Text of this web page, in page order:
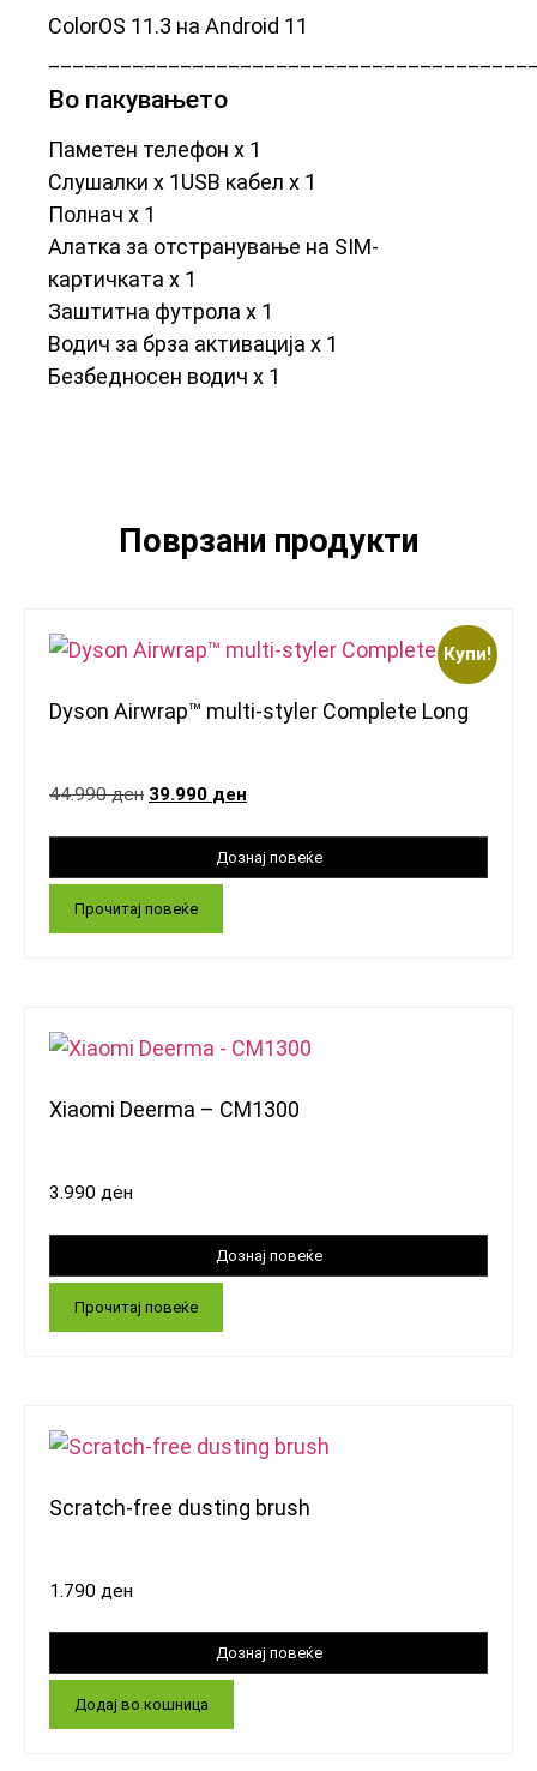
ColorOS 11.3 на Android 11
Во пакувањето
Паметен телефон x 1
Слушалки x 1USB кабел x 1
Полнач x 1
Алатка за отстранување на SIM-
картичката x 1
Заштитна футрола x 1
Водич за брзa активација x 1
Безбедносен водич x 1
Поврзани продукти
Купи!
Dyson Airwrap™ multi-styler Complete Long
44.990ден 39.990 ден
Прочитај повеќе
Xiaomi Deerma – CM1300
3.990 ден
Прочитај повеќе
Scratch-free dusting brush
1.790 ден
Додај во кошница